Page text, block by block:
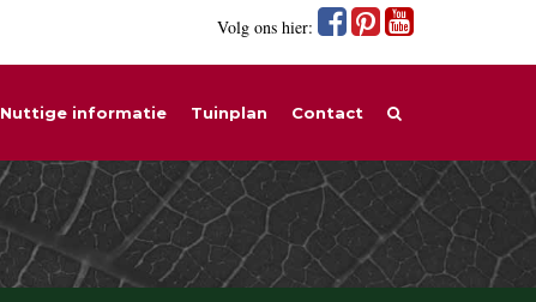
Volg ons hier:
Nuttige informatie Tuinplan Contact